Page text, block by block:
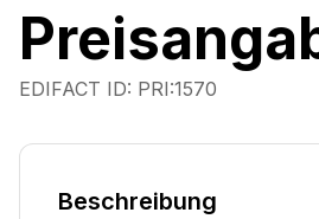
EDIFACT ID: PRI:1570
Beschreibung